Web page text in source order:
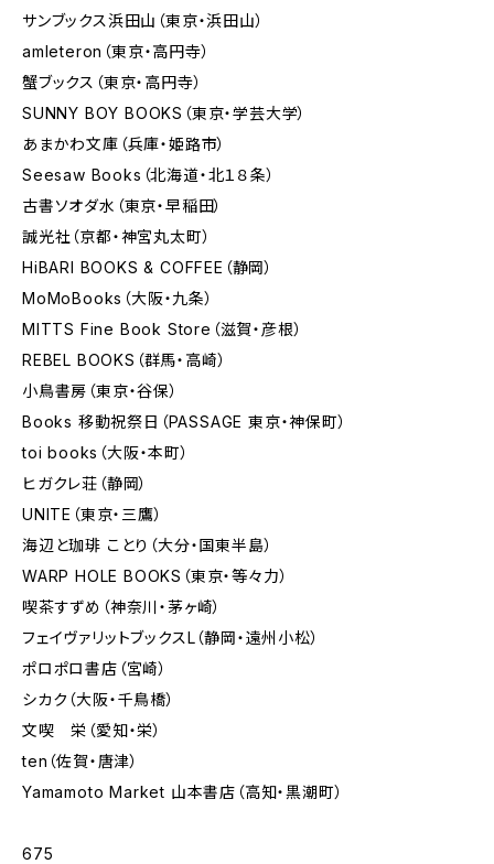
サンブックス浜田山（東京・浜田山）
amleteron（東京・高円寺）
蟹ブックス（東京・高円寺）
SUNNY BOY BOOKS（東京・学芸大学）
あまかわ文庫（兵庫・姫路市）
Seesaw Books（北海道・北１８条）
古書ソオダ水（東京・早稲田）
誠光社（京都・神宮丸太町）
HiBARI BOOKS & COFFEE（静岡）
MoMoBooks（大阪・九条）
MITTS Fine Book Store（滋賀・彦根）
REBEL BOOKS（群馬・高崎）
小鳥書房（東京・谷保）
Books 移動祝祭日（PASSAGE 東京・神保町）
toi books（大阪・本町）
ヒガクレ荘（静岡）
UNITE（東京・三鷹）
海辺と珈琲 ことり（大分・国東半島）
WARP HOLE BOOKS（東京・等々力）
喫茶すずめ（神奈川・茅ヶ崎）
フェイヴァリットブックスL（静岡・遠州小松）
ポロポロ書店（宮崎）
シカク（大阪・千鳥橋）
文喫 栄（愛知・栄）
ten（佐賀・唐津）
Yamamoto Market 山本書店（高知・黒潮町）
675